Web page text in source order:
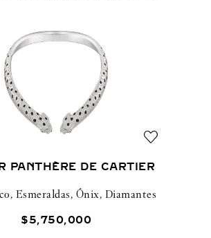
PANTHÈRE DE CARTIER
Esmeraldas, Ónix, Diamantes
$5,750,000